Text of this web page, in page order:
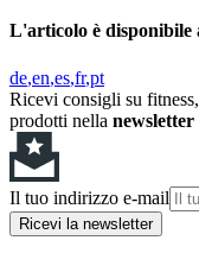
L'articolo è disponibile
de en es fr pt
Ricevi consigli su
prodotti nella newsletter
Il tuo indirizzo e-mail
Ricevi la newsletter